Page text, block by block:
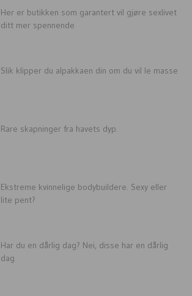
Her er butikken som garantert vil gjøre sexlivet
ditt mer spennende
Slik klipper du alpakkaen din om du vil le masse
Rare skapninger fra havets dyp.
Ekstreme kvinnelige bodybuildere. Sexy eller
lite pent?
Har du en dårlig dag? Nei, disse har en dårlig
dag